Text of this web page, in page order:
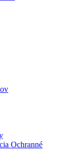
Ochranné